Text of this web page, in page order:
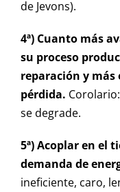
de Jevons).
4ª) Cuanto más
su proceso
reparación y
pérdida.
se degrade.
5ª) Acoplar en el
demanda de
ineficiente, caro,